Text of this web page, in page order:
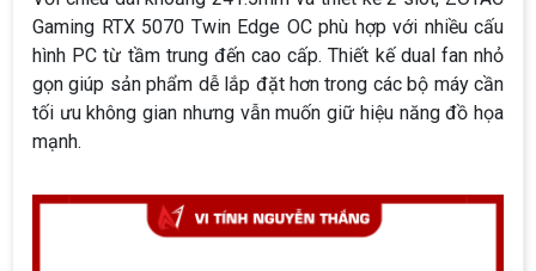
Gaming RTX 5070 Twin Edge OC phù hợp với nhiều cấu
hình PC từ tầm trung đến cao cấp. Thiết kế dual fan nhỏ
gọn giúp sản phẩm dễ lắp đặt hơn trong các bộ máy cần
tối ưu không gian nhưng vẫn muốn giữ hiệu năng đồ họa
mạnh.